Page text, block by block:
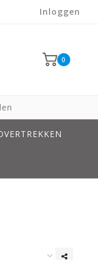
Inloggen
0